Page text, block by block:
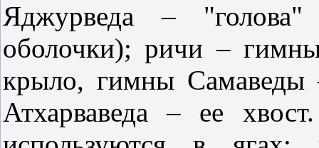
Яджурведа – "голова"
оболочки); ричи –
крыло, гимны
Атхарваведа – ее